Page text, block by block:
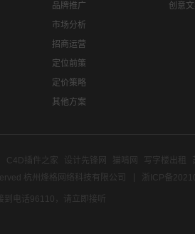
品牌推广
市场分析
招商运营
定位前策
定价策略
其他方案
创意
C4D插件之家 设计先锋网 猫啃网 写字楼出租
杭州烽格网络科技有限公司
浙ICP备
电话96110，请立即接听